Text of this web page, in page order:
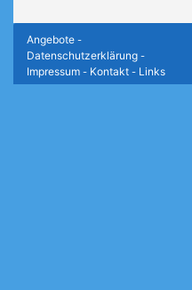
Angebote -
Datenschutzerklärung -
Impressum - Kontakt - Links